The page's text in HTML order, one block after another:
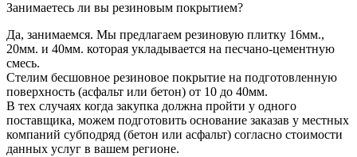
Занимаетесь ли вы резиновым покрытием?
Да, занимаемся. Мы предлагаем резиновую плитку 16мм.,
20мм. и 40мм. которая укладывается на песчано-цементную
смесь.
Стелим бесшовное резиновое покрытие на подготовленную
поверхность (асфальт или бетон) от 10 до 40мм.
В тех случаях когда закупка должна пройти у одного
поставщика, можем подготовить основание заказав у местных
компаний субподряд (бетон или асфальт) согласно стоимости
данных услуг в вашем регионе.